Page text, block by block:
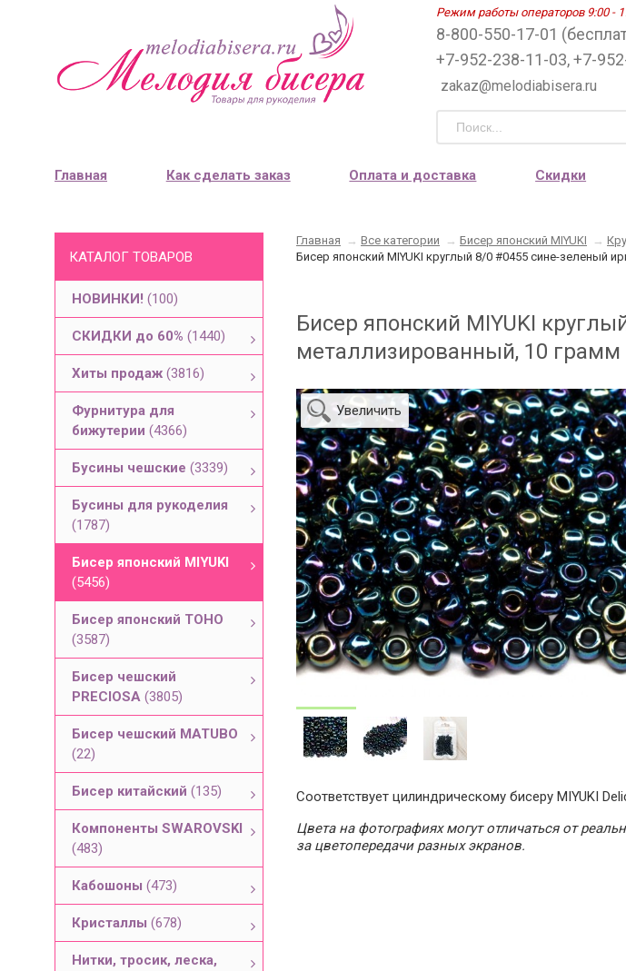
Режим работы операторов 9:00 -
8-800-550-17-01
+7-952-238-11-03, +7-
zakaz@melodiabisera.ru
Главная Как сделать заказ Оплата и доставка Скидки
КАТАЛОГ ТОВАРОВ
НОВИНКИ! (100)
СКИДКИ до 60% (1440)
Хиты продаж (3816)
Фурнитура для
бижутерии (4366)
Бусины чешские (3339)
Бусины для рукоделия
(1787)
Бисер японский MIYUKI
(5456)
Бисер японский TOHO
(3587)
Бисер чешский
PRECIOSA (3805)
Бисер чешский MATUBO
(22)
Бисер китайский (135)
Компоненты SWAROVSKI
(483)
Кабошоны (473)
Кристаллы (678)
Нитки, тросик, леска,
Главная → Все категории → Бисер японский MIYUKI →
Бисер японский MIYUKI круглый 8/0 #0455 сине-зеленый
Бисер японский MIYUKI
металлизированный, 10 грамм
Увеличить
Соответствует цилиндрическому бисеру MIYUKI
Цвета на фотографиях могут отличаться от
за цветопередачи разных экранов.